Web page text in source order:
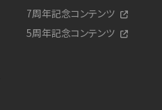
7周年記念コンテンツ
5周年記念コンテンツ